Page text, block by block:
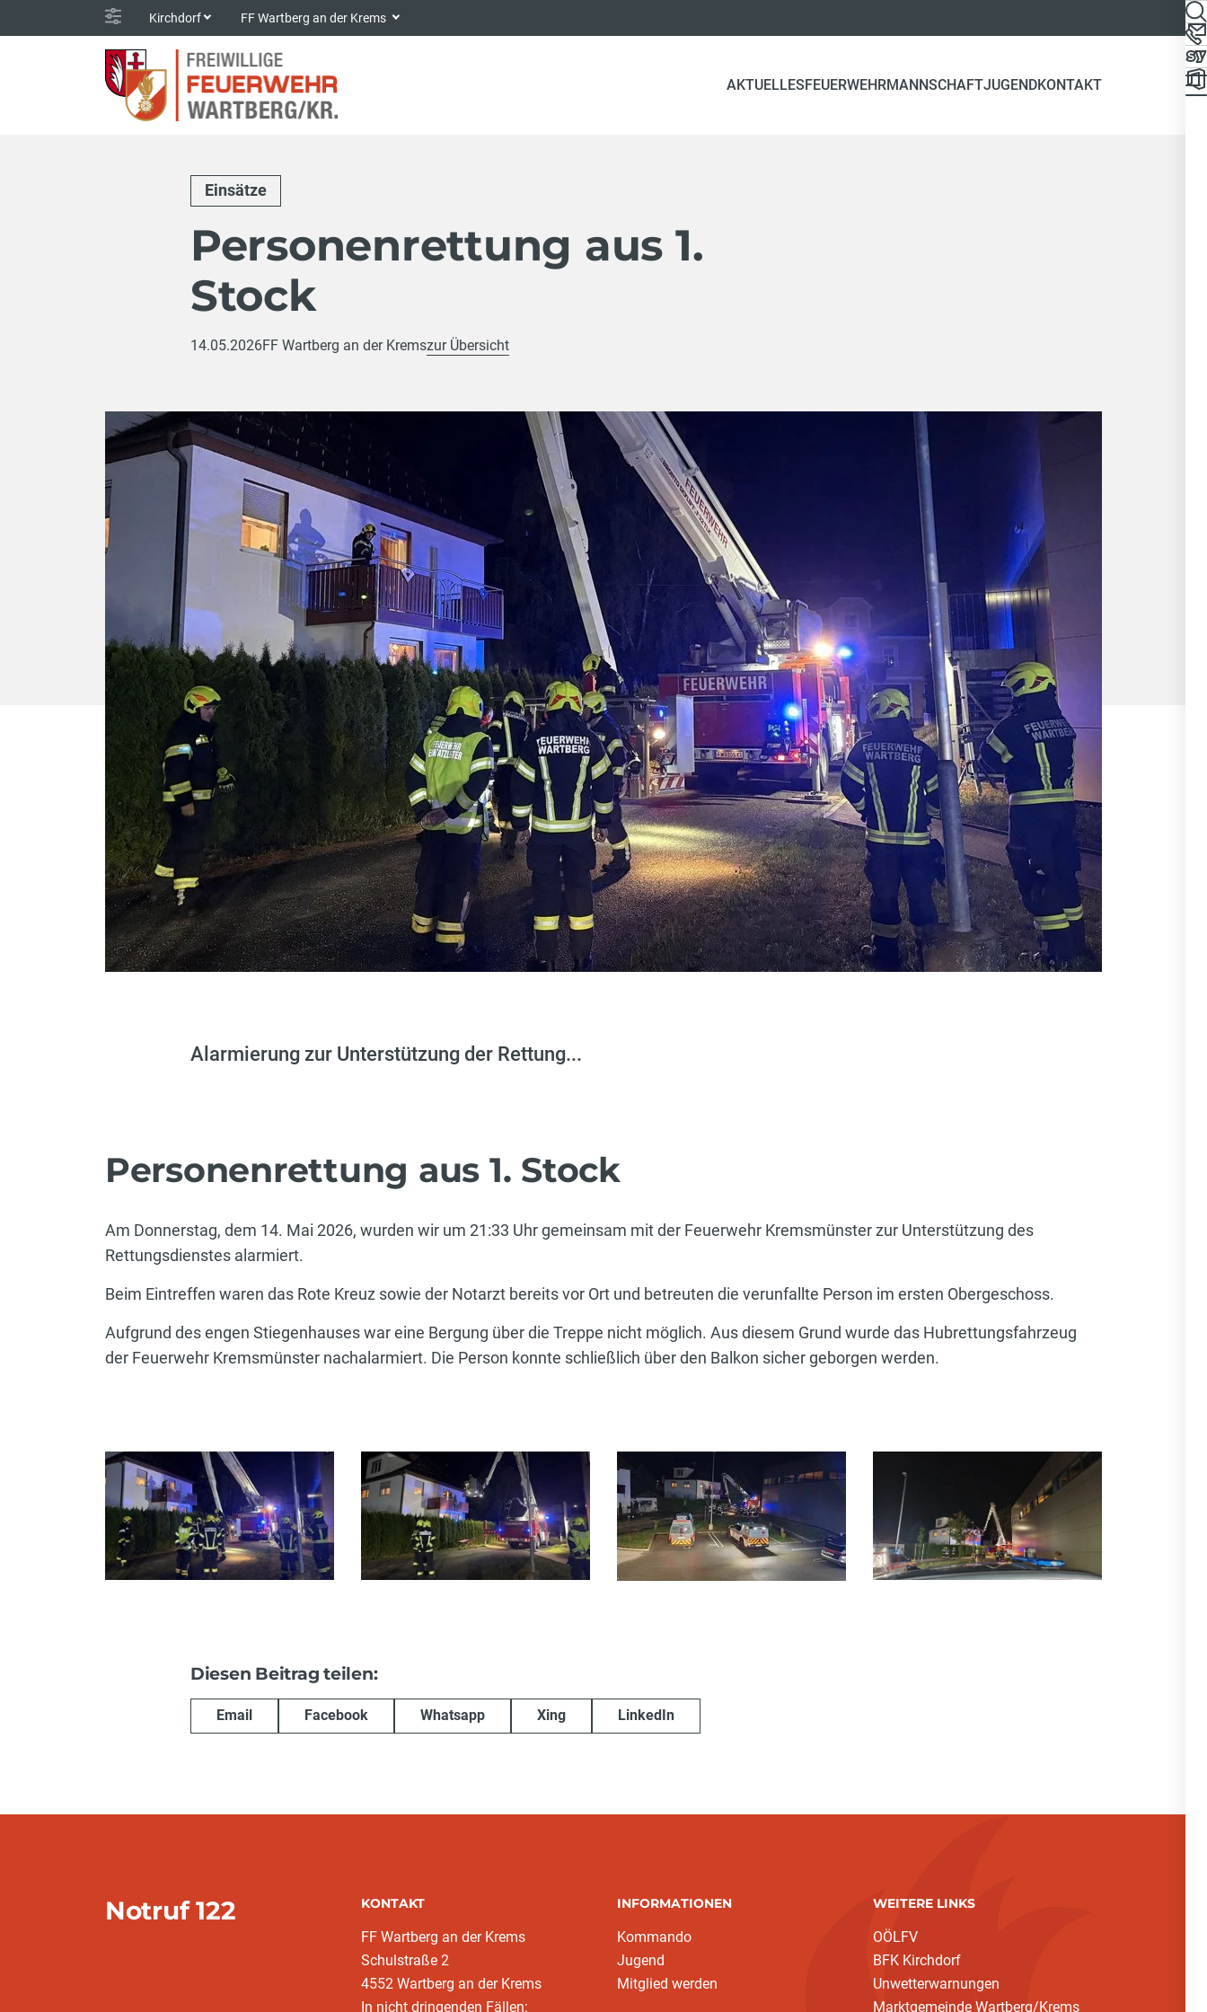
Kirchdorf FF Wartberg an der Krems
AKTUELLESFEUERWEHRMANNSCHAFTJUGENDKONTAKT
Einsätze
Personenrettung aus 1.
Stock
14.05.2026FF Wartberg an der Kremszur Übersicht
Alarmierung zur Unterstützung der Rettung...
Personenrettung aus 1. Stock
Am Donnerstag, dem 14. Mai 2026, wurden wir um 21:33 Uhr gemeinsam mit der Feuerwehr Kremsmünster zur Unterstützung des
Rettungsdienstes alarmiert.
Beim Eintreffen waren das Rote Kreuz sowie der Notarzt bereits vor Ort und betreuten die verunfallte Person im ersten Obergeschoss.
Aufgrund des engen Stiegenhauses war eine Bergung über die Treppe nicht möglich. Aus diesem Grund wurde das Hubrettungsfahrzeug
der Feuerwehr Kremsmünster nachalarmiert. Die Person konnte schließlich über den Balkon sicher geborgen werden.
Diesen Beitrag teilen:
Email Facebook Whatsapp Xing LinkedIn
Notruf 122 KONTAKT
FF Wartberg an der Krems
Schulstraße 2
4552 Wartberg an der Krems
In nicht dringenden Fällen:
INFORMATIONEN
Kommando
Jugend
Mitglied werden
WEITERE LINKS
OÖLFV
BFK Kirchdorf
Unwetterwarnungen
Marktgemeinde Wartberg/Krems